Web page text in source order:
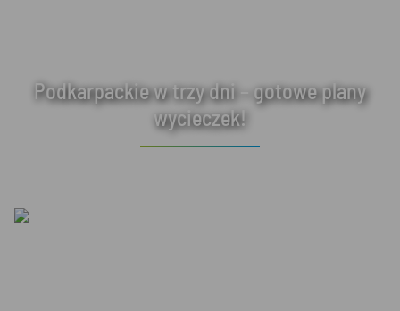
Podkarpackie w trzy dni – gotowe plany
wycieczek!